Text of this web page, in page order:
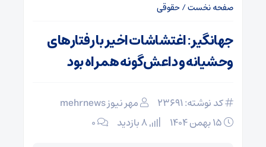
صفحه نخست/حقوقی
جهانگیر: اغتشاشات اخیر با رفتارهای
وحشیانه و داعش‌گونه همراه بود
کد نوشته: 23691
مهر نیوز mehrnews
۰